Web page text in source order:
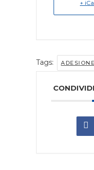
+
Tags: ADESIONE